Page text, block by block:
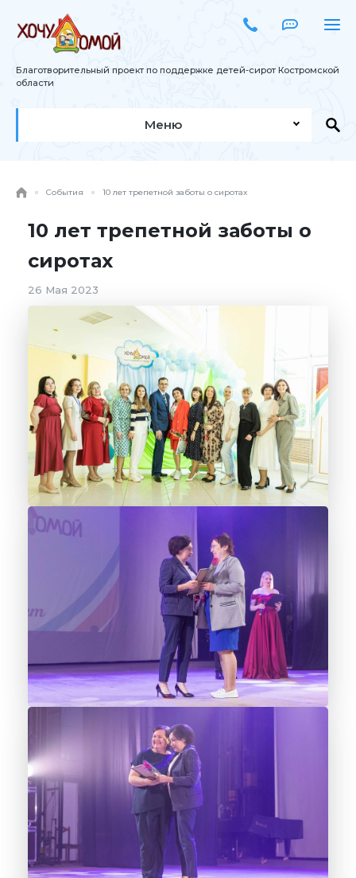
Благотворительный проект по поддержке детей-сирот Костромской
области
Меню
События 10 лет трепетной заботы о сиротах
10 лет трепетной заботы о
сиротах
26 Мая 2023